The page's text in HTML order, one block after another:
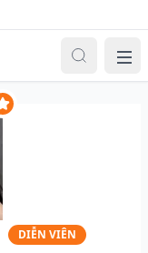
DIỄN VIÊN